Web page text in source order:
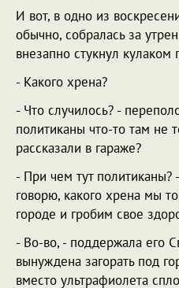
И вот, в одно из
обычно, собралась за
внезапно стукнул кулаком
- Какого хрена?
- Что случилось? -
политиканы что-то там не
рассказали в гараже?
- При чем тут политиканы?
говорю, какого хрена мы
городе и гробим свое
- Во-во, - поддержала его
вынуждена загорать под
вместо ультрафиолета